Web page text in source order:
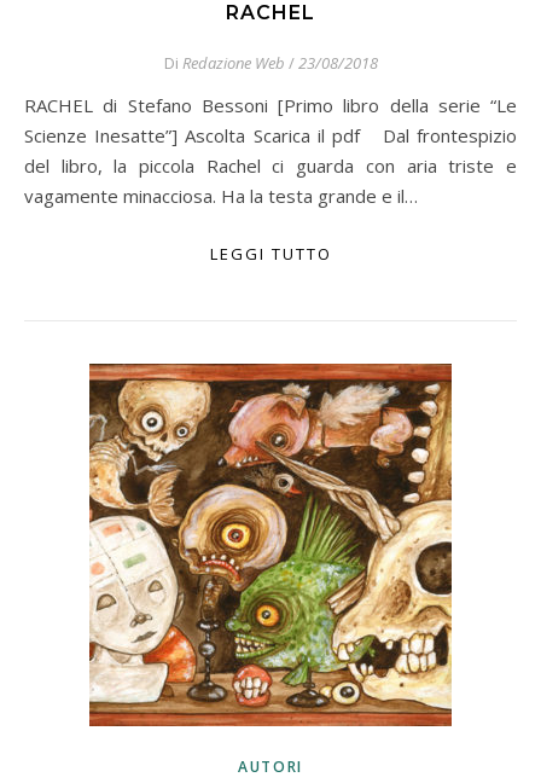
RACHEL
Di Redazione Web /23/08/2018
RACHEL di Stefano Bessoni [Primo libro della serie “Le
Scienze Inesatte”] Ascolta Scarica il pdf Dal frontespizio
del libro, la piccola Rachel ci guarda con aria triste e
vagamente minacciosa. Ha la testa grande e il…
LEGGI TUTTO
AUTORI